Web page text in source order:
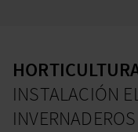
INSTALACIÓN
INVERNADEROS